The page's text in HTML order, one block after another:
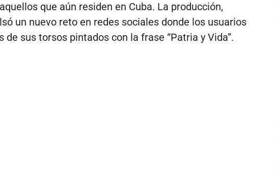
que aún residen en Cuba. La producción,
un nuevo reto en redes sociales donde los usuarios
de sus torsos pintados con la frase “Patria y Vida”.